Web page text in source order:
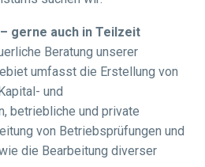
gerne auch in Teilzeit
Beratung unserer
umfasst die Erstellung von
und
betriebliche und private
von Betriebsprüfungen und
die Bearbeitung diverser